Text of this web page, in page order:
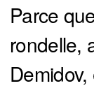
Parce
rondelle,